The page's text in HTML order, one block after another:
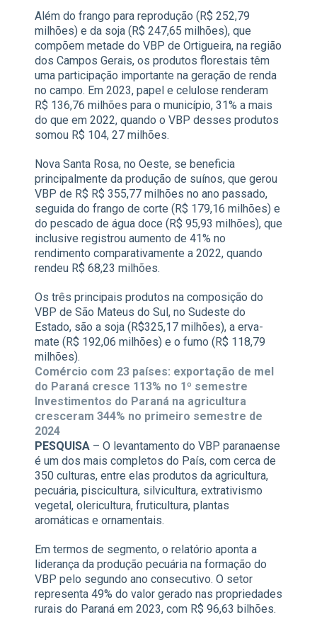
Além do frango para reprodução (R$ 252,79
milhões) e da soja (R$ 247,65 milhões), que
compõem metade do VBP de Ortigueira, na região
dos Campos Gerais, os produtos florestais têm
uma participação importante na geração de renda
no campo. Em 2023, papel e celulose renderam
R$ 136,76 milhões para o município, 31% a mais
do que em 2022, quando o VBP desses produtos
somou R$ 104, 27 milhões.
Nova Santa Rosa, no Oeste, se beneficia
principalmente da produção de suínos, que gerou
VBP de R$ R$ 355,77 milhões no ano passado,
seguida do frango de corte (R$ 179,16 milhões) e
do pescado de água doce (R$ 95,93 milhões), que
inclusive registrou aumento de 41% no
rendimento comparativamente a 2022, quando
rendeu R$ 68,23 milhões.
Os três principais produtos na composição do
VBP de São Mateus do Sul, no Sudeste do
Estado, são a soja (R$325,17 milhões), a erva-
mate (R$ 192,06 milhões) e o fumo (R$ 118,79
milhões).
Comércio com 23 países: exportação de mel
do Paraná cresce 113% no 1º semestre
Investimentos do Paraná na agricultura
cresceram 344% no primeiro semestre de
2024
PESQUISA – O levantamento do VBP paranaense
é um dos mais completos do País, com cerca de
350 culturas, entre elas produtos da agricultura,
pecuária, piscicultura, silvicultura, extrativismo
vegetal, olericultura, fruticultura, plantas
aromáticas e ornamentais.
Em termos de segmento, o relatório aponta a
liderança da produção pecuária na formação do
VBP pelo segundo ano consecutivo. O setor
representa 49% do valor gerado nas propriedades
rurais do Paraná em 2023, com R$ 96,63 bilhões.